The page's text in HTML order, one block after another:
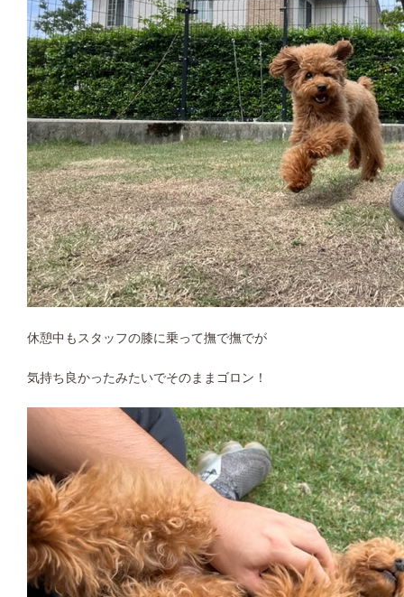
休憩中もスタッフの膝に乗って撫で撫でが
気持ち良かったみたいでそのままゴロン！